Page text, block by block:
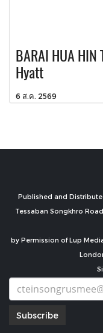
BARAI HUA
Hyatt
6 ส.ค. 2569
Published and
Tessaban Songkhro
by Permission of Lup
Subscribe